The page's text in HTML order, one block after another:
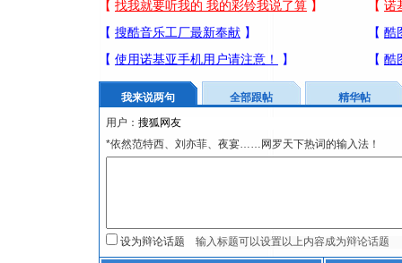
我来说两句 全部跟帖
精华帖
用户：
*依然范特西、刘亦菲、夜宴……网罗天下热词的输入法！
设为辩论话题